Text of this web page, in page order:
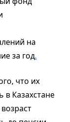
на
за год.
что их
в Казахстане